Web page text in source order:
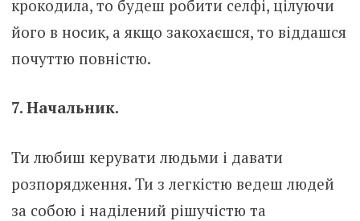
крокодила, то будеш робити селфі, цілуючи
його в носик, а якщо закохаєшся, то віддашся
почуттю повністю.
7. Начальник.
Ти любиш керувати людьми і давати
розпорядження. Ти з легкістю ведеш людей
за собою і наділений рішучістю та